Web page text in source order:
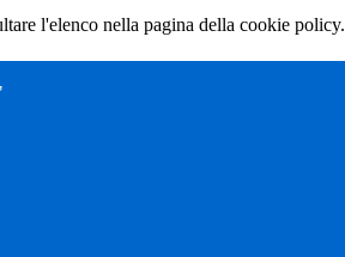
l'elenco nella pagina della cookie policy.